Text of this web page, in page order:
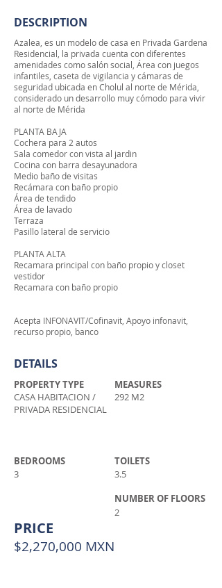
DESCRIPTION
Azalea, es un modelo de casa en Privada Gardena
Residencial, la privada cuenta con diferentes
amenidades como salón social, Área con juegos
infantiles, caseta de vigilancia y cámaras de
seguridad ubicada en Cholul al norte de Mérida,
considerado un desarrollo muy cómodo para vivir
al norte de Mérida
PLANTA BAJA
Cochera para 2 autos
Sala comedor con vista al jardin
Cocina con barra desayunadora
Medio baño de visitas
Recámara con baño propio
Área de tendido
Área de lavado
Terraza
Pasillo lateral de servicio
PLANTA ALTA
Recamara principal con baño propio y closet
vestidor
Recamara con baño propio
Acepta INFONAVIT/Cofinavit, Apoyo infonavit,
recurso propio, banco
DETAILS
PROPERTY TYPE
CASA HABITACION /
PRIVADA RESIDENCIAL
MEASURES
292 M2
BEDROOMS
3
TOILETS
3.5
NUMBER OF FLOORS
2
PRICE
$2,270,000 MXN